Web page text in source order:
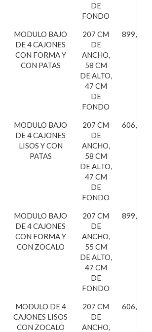
DE
FONDO
MODULO BAJO
DE 4 CAJONES
CON FORMA Y
CON PATAS
207 CM
DE
ANCHO,
58 CM
DE ALTO,
47 CM
DE
FONDO
899,74€
MODULO BAJO
DE 4 CAJONES
LISOS Y CON
PATAS
207 CM
DE
ANCHO,
58 CM
DE ALTO,
47 CM
DE
FONDO
606,61€
MODULO BAJO
DE 4 CAJONES
CON FORMA Y
CON ZOCALO
207 CM
DE
ANCHO,
55 CM
DE ALTO,
47 CM
DE
FONDO
899,74€
MODULO DE 4
CAJONES LISOS
CON ZOCALO
207 CM
DE
ANCHO,
606,61€